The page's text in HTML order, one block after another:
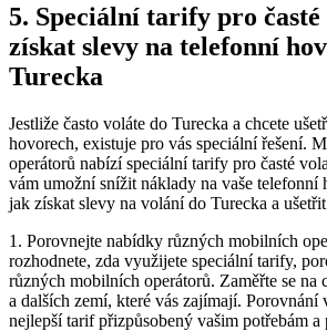
5. Speciální tarify pro
získat slevy na telefonní
Turecka
Jestliže často voláte do Turecka a chcete
hovorech, existuje pro vás speciální řešení.
operátorů nabízí speciální tarify pro časté
vám umožní snížit náklady na vaše telefonní
jak získat slevy na volání do Turecka a
1. Porovnejte nabídky různých mobilních
rozhodnete, zda využijete speciální tarify,
různých mobilních operátorů. Zaměřte se na
a dalších zemí, které vás zajímají. Porovnání
nejlepší tarif přizpůsobený vašim potřebám a